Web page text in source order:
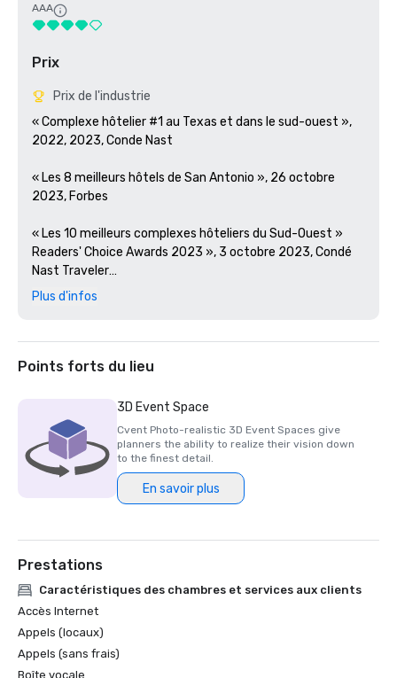
AAA
Prix
Prix de l'industrie
« Complexe hôtelier #1 au Texas et dans le sud-ouest »,
2022, 2023, Conde Nast
« Les 8 meilleurs hôtels de San Antonio », 26 octobre
2023, Forbes
« Les 10 meilleurs complexes hôteliers du Sud-Ouest »
Readers' Choice Awards 2023 », 3 octobre 2023, Condé
Nast Traveler
« Les 5 complexes préférés des lecteurs de Travel +
« Des spas à essayer cette année », 27 février 2023,
Forbes
« Les meilleurs hôtels du Texas », 7 février 2023, U.S.
Plus d'infos
Points forts du lieu
3D Event Space
Cvent Photo-realistic 3D Event Spaces give
planners the ability to realize their vision down
to the finest detail.
En savoir plus
Prestations
Caractéristiques des chambres et services aux clients
Accès Internet
Appels (locaux)
Appels (sans frais)
Boîte vocale